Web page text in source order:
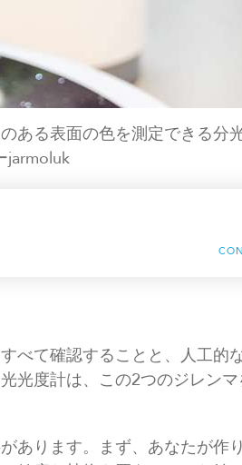
ある表面の色を測定できる分
jarmoluk
べて確認することと、人工的
光度計は、この2つのジレン
あります。まず、あなたが作